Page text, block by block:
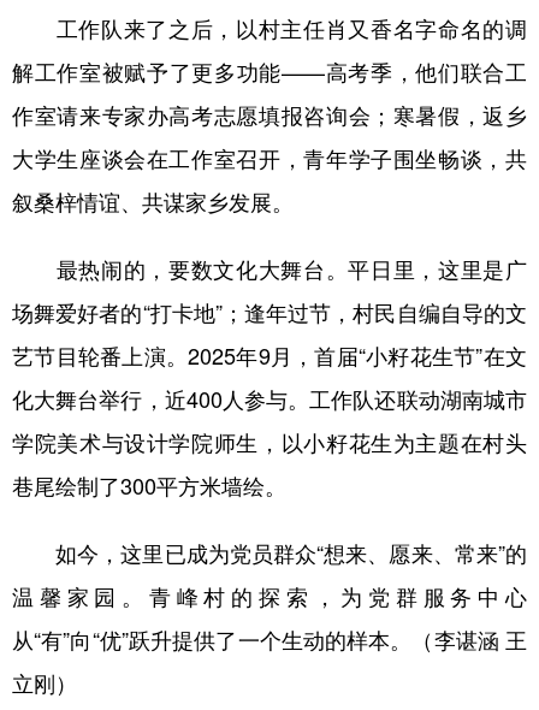
北京 天津 河北 山西
辽宁 吉林 上海 江苏
浙江 安徽 福建 江西
山东 河南 湖北 湖南
四川 贵州 云南 西藏
陕西 甘肃 青海 宁夏
多语种频道
Deutsch Português
工作队来了之后，以村主任肖又香名字命名的调
解工作室被赋予了更多功能——高考季，他们联合工
作室请来专家办高考志愿填报咨询会；寒暑假，返乡
大学生座谈会在工作室召开，青年学子围坐畅谈，共
叙桑梓情谊、共谋家乡发展。
最热闹的，要数文化大舞台。平日里，这里是广
场舞爱好者的“打卡地”；逢年过节，村民自编自导的文
艺节目轮番上演。2025年9月，首届“小籽花生节”在文
化大舞台举行，近400人参与。工作队还联动湖南城市
学院美术与设计学院师生，以小籽花生为主题在村头
巷尾绘制了300平方米墙绘。
如今，这里已成为党员群众“想来、愿来、常来”的
温馨家园。青峰村的探索，为党群服务中心
从“有”向“优”跃升提供了一个生动的样本。（李谌涵 王
立刚）